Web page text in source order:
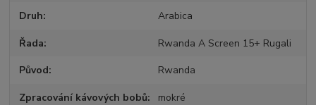
Druh Arabica
Řada Rwanda A Screen 15+ Rugali
Původ Rwanda
Zpracování kávových bobů mokré